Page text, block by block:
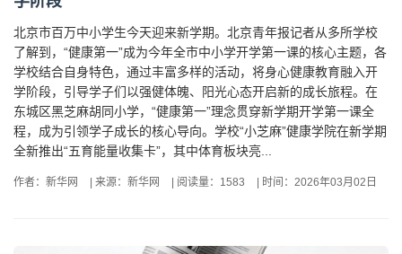
北京市百万中小学生今天迎来新学期。北京青年报记者从多所学校
了解到，“健康第一”成为今年全市中小学开学第一课的核心主题，各
学校结合自身特色，通过丰富多样的活动，将身心健康教育融入开
学阶段，引导学子们以强健体魄、阳光心态开启新的成长旅程。在
东城区黑芝麻胡同小学，“健康第一”理念贯穿新学期开学第一课全
程，成为引领学子成长的核心导向。学校“小芝麻”健康学院在新学期
全新推出“五育能量收集卡”，其中体育板块亮...
作者：新华网 来源：新华网 阅读量：1583 时间：2026年03月02日